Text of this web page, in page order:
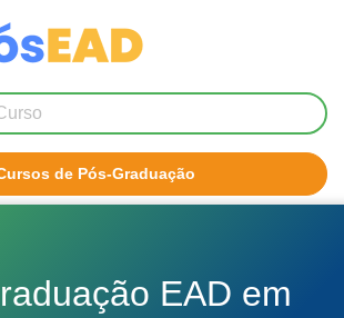
de Pós-Graduação
EAD em